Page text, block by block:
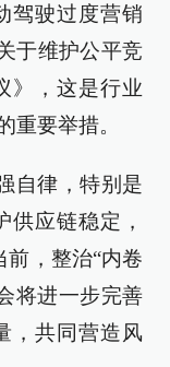
驾驶过度营销
于维护公平竞
》，这是行业
重要举措。
自律，特别是
应链稳定，
前，整治“内卷
将进一步完善
，共同营造风